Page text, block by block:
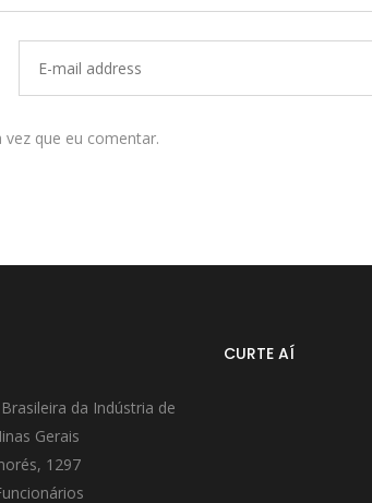
que eu comentar.
da Indústria de
Gerais
1297
CURTE AÍ